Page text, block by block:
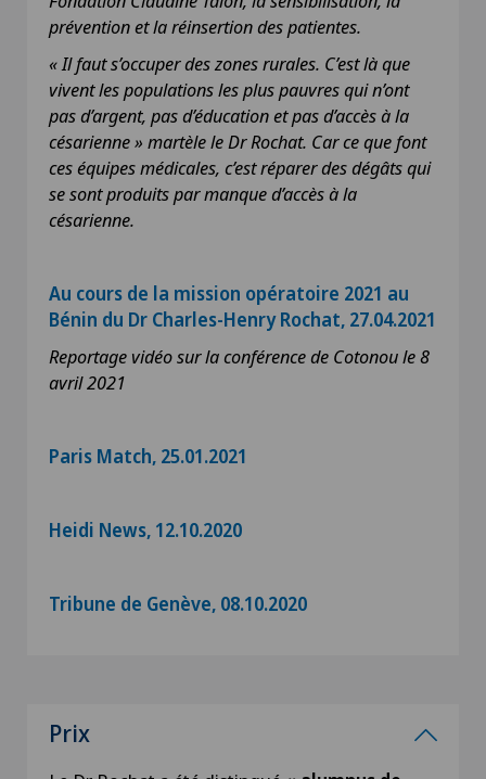
prévention et la réinsertion des patientes.
« Il faut s’occuper des zones rurales. C’est là que
vivent les populations les plus pauvres qui n’ont
pas d’argent, pas d’éducation et pas d’accès à la
césarienne » martèle le Dr Rochat. Car ce que font
ces équipes médicales, c’est réparer des dégâts qui
se sont produits par manque d’accès à la
césarienne.
Au cours de la mission opératoire 2021 au
Bénin du Dr Charles-Henry Rochat, 27.04.2021
Reportage vidéo sur la conférence de Cotonou le 8
avril 2021
Paris Match, 25.01.2021
Heidi News, 12.10.2020
Tribune de Genève, 08.10.2020
Prix